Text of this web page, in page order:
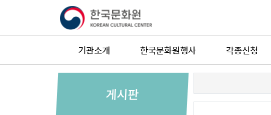
기관소개 한국문화원행사 각종신청
게시판